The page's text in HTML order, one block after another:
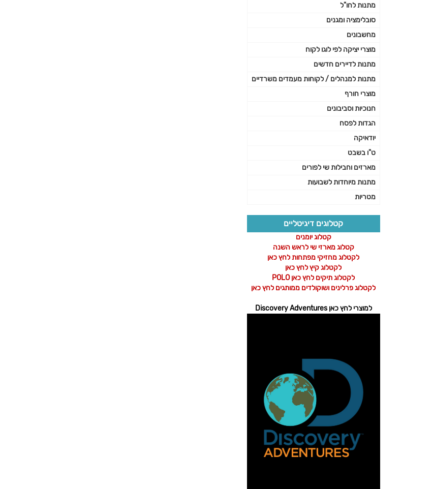
מתנות לחו"ל
סובלימציה ומגנים
מחשבונים
מוצרי יציקה לפי לוגו לקוח
מתנות לדיירים חדשים
מתנות למנהלים / לקוחות מעמדים משרדיים
מוצרי חורף
חנוכיות וסביבונים
הגדות לפסח
יודאיקה
ט"ו בשבט
מארזים וחבילות שי לפורים
מתנות מיוחדות לשבועות
מטריות
קטלוגים דיגיטליים
קטלוג יומנים
קטלוג מארזי שי לראש השנה
לקטלוג מחזיקי מפתחות לחץ כאן
לקטלוג קיץ לחץ כאן
לקטלוג תיקים לחץ כאן POLO
לקטלוג פרלינים ושוקולדים ממותגים לחץ כאן
למוצרי לחץ כאן Discovery Adventures